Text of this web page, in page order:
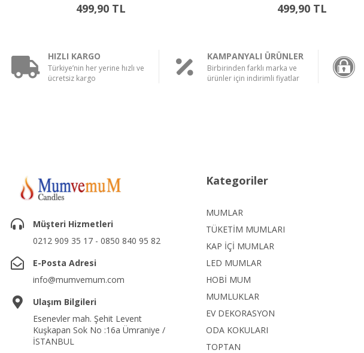
499,90 TL 499,90 TL
HIZLI KARGO
Türkiye’nin her yerine hızlı ve
ücretsiz kargo
KAMPANYALI ÜRÜNLER
Birbirinden farklı marka ve
ürünler için indirimli fiyatlar
Müşteri Hizmetleri
0212 909 35 17 - 0850 840 95 82
E-Posta Adresi
info@mumvemum.com
Ulaşım Bilgileri
Esenevler mah. Şehit Levent
Kuşkapan Sok No :16a Ümraniye /
İSTANBUL
Kategoriler
MUMLAR
TÜKETİM MUMLARI
KAP İÇİ MUMLAR
LED MUMLAR
HOBİ MUM
MUMLUKLAR
EV DEKORASYON
ODA KOKULARI
TOPTAN